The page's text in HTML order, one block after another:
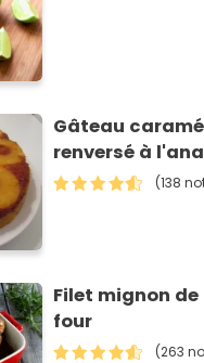
Gâteau
renversé à
(138
Filet mignon
four
(263